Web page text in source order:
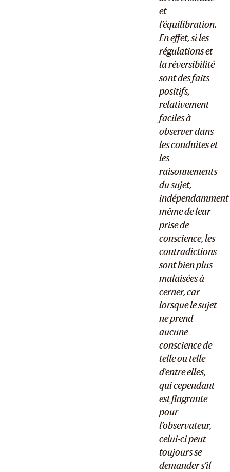
et
l’équilibration.
En effet, si les
régulations et
la réversibilité
sont des faits
positifs,
relativement
faciles à
observer dans
les conduites et
les
raisonnements
du sujet,
indépendamment
même de leur
prise de
conscience, les
contradictions
sont bien plus
malaisées à
cerner, car
lorsque le sujet
ne prend
aucune
conscience de
telle ou telle
d’entre elles,
qui cependant
est flagrante
pour
l’observateur,
celui-ci peut
toujours se
demander s’il